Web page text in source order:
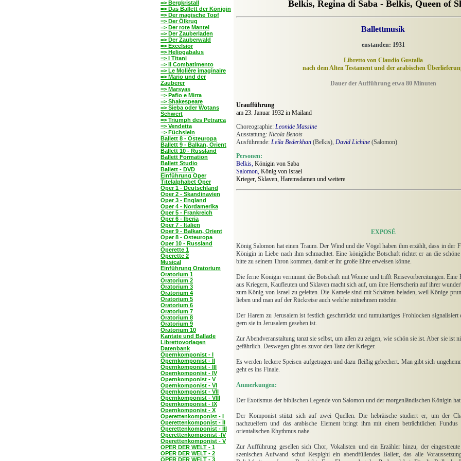
=> Bergkristall
=> Das Ballett der Königin
=> Der magische Topf
=> Der Ölkrug
=> Der rote Mantel
=> Der Zauberladen
=> Der Zauberwald
=> Excelsior
=> Heliogabalus
=> I Titani
=> Il Combatimento
=> Le Molière imaginaire
=> Mario und der
Zauberer
=> Marsyas
=> Pafio e Mirra
=> Shakespeare
=> Sieba oder Wotans
Schwert
=> Triumph des Petrarca
=> Vendetta
=> Füchsleln
Ballett 8 - Osteuropa
Ballett 9 - Balkan, Orient
Ballett 10 - Russland
Ballett Formation
Ballett Studio
Ballett - DVD
Einführung Oper
Titelalphabet Oper
Oper 1 - Deutschland
Oper 2 - Skandinavien
Oper 3 - England
Oper 4 - Nordamerika
Oper 5 - Frankreich
Oper 6 - Iberia
Oper 7 - Italien
Oper 9 - Balkan, Orient
Oper 8 - Osteuropa
Oper 10 - Russland
Operette 1
Operette 2
Musical
Einführung Oratorium
Oratorium 1
Oratorium 2
Oratorium 3
Oratorium 4
Oratorium 5
Oratorium 6
Oratorium 7
Oratorium 8
Oratorium 9
Oratorium 10
Kantate und Ballade
Librettovorlagen
Datenbank
Opernkomponist - I
Opernkomponist - II
Opernkomponist - III
Opernkomponist - IV
Opernkomponist - V
Opernkomponist - VI
Opernkomponist - VII
Opernkomponist - VIII
Opernkomponist - IX
Opernkomponist - X
Operettenkomponist - I
Operettenkomponist - II
Operettenkomponist - III
Operettenkomponist -IV
Operettenkomponist - V
OPER DER WELT - 1
OPER DER WELT - 2
OPER DER WELT - 3
Belkis, Regina di Saba - Belkis, Queen of
Ballettmusik
enstanden: 1931
Libretto von Claudio Gustalla
nach dem Alten Testament und der arabischen
Dauer der Aufführung etwa 80 Minuten
Uraufführung
am 23. Januar 1932 in Mailand
Choreographie: Leonide Massine
Ausstattung: Nicola Benois
Ausführende: Leila Bederkhan (Belkis), David Lichine (Salomon)
Personen:
Belkis, Königin von Saba
Salomon, König von Israel
Krieger, Sklaven, Haremsdamen und weitere
EXPOSÉ
König Salomon hat einen Traum. Der Wind und die Vögel haben ihm erzählt, dass in der
Königin in Liebe nach ihm schmachtet. Eine königliche Botschaft richtet er an die
bitte zu seinem Thron kommen, damit er ihr große Ehre erweisen könne.
Die ferne Königin vernimmt die Botschaft mit Wonne und trifft Reisevorbereitungen. Eine
aus Kriegern, Kaufleuten und Sklaven macht sich auf, um ihre Herrscherin auf ihrer
zum König von Israel zu geleiten. Die Kamele sind mit Schätzen beladen, weil Könige
lieben und man auf der Rückreise auch welche mitnehmen möchte.
Der Harem zu Jerusalem ist festlich geschmückt und tumultartiges Frohlocken
gern sie in Jerusalem gesehen ist.
Zur Abendveranstaltung tanzt sie selbst, um allen zu zeigen, wie schön sie ist. Aber sie ist
gefährlich. Deswegen gibt es zuvor den Tanz der Krieger.
Es werden leckere Speisen aufgetragen und dazu fleißig gebechert. Man gibt sich
geht es ins Finale.
Anmerkungen:
Der Exotismus der biblischen Legende von Salomon und der morgenländischen Königin
Der Komponist stützt sich auf zwei Quellen. Die hebräische studiert er, um der
nachzueifern und das arabische Element bringt ihm mit einem beträchtlichen Fundus
orientalischen Rhythmus nahe.
Zur Aufführung gesellen sich Chor, Vokalisten und ein Erzähler hinzu, der
szenischen Aufwand schuf Respighi ein abendfüllendes Ballett, das alle